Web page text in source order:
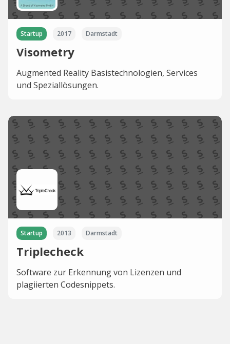
Startup 2017 Darmstadt
Visometry
Augmented Reality Basistechnologien, Services
und Speziallösungen.
Startup 2013 Darmstadt
Triplecheck
Software zur Erkennung von Lizenzen und
plagiierten Codesnippets.